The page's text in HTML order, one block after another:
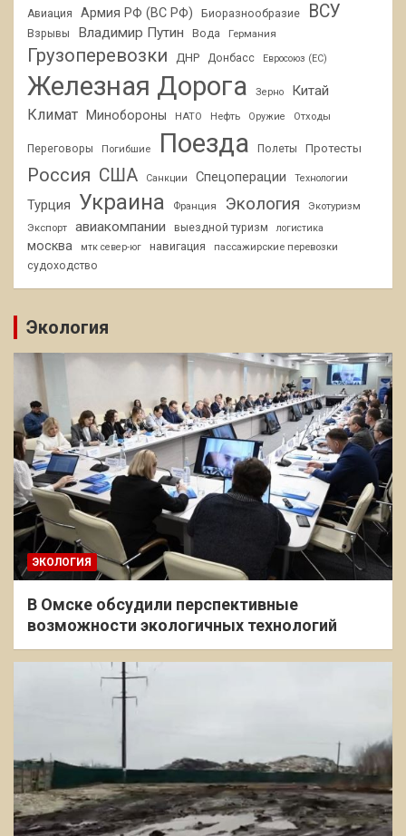
Авиация Армия РФ (ВС РФ) Биоразнообразие ВСУ
Взрывы Владимир Путин Вода Германия
Грузоперевозки ДНР Донбасс Евросоюз (ЕС)
Железная Дорога Зерно Китай
Климат Минобороны НАТО Нефть Оружие Отходы
Переговоры Погибшие Поезда Полеты Протесты
Россия США Санкции Спецоперации Технологии
Турция Украина Франция Экология
Экотуризм
Экспорт
авиакомпании выездной туризм логистика
москва мтк север-юг навигация
пассажирские перевозки
судоходство
Экология
ЭКОЛОГИЯ
В Омске обсудили перспективные
возможности экологичных технологий